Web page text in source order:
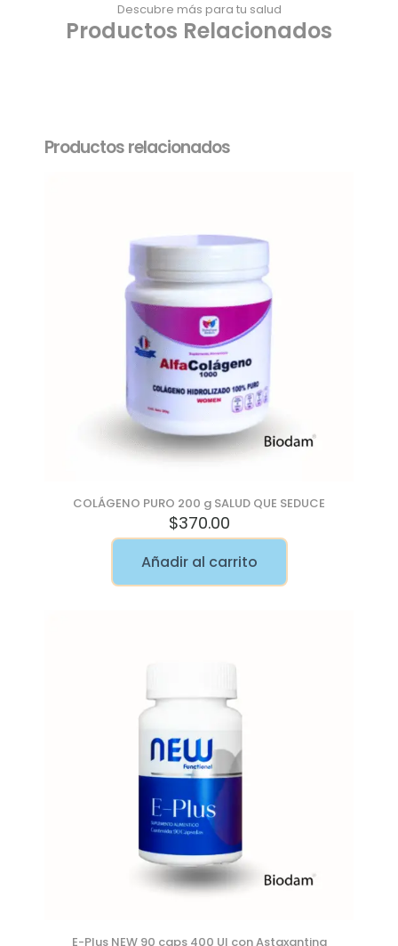
Productos Relacionados
Descubre más para tu salud
Productos relacionados
COLÁGENO PURO 200 g SALUD QUE SEDUCE
$370.00
Añadir al carrito
E-Plus NEW 90 caps 400 UI con Astaxantina